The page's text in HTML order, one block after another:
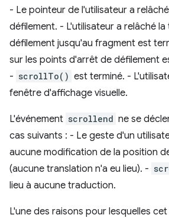
- Le pointeur de l'utilisateur a
défilement. - L'utilisateur a relâché
défilement jusqu'au fragment est
sur les points d'arrêt de défilement
- scrollTo() est terminé. -
fenêtre d'affichage visuelle.
L'événement scrollend ne se
cas suivants : - Le geste d'un
aucune modification de la position
(aucune translation n'a eu lieu). -
lieu à aucune traduction.
L'une des raisons pour lesquelles